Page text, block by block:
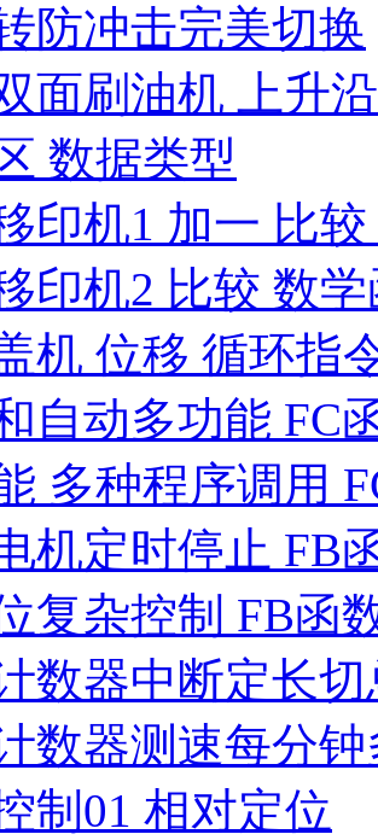
防冲击完美切换
面刷油机 上升
数据类型
印机1 加一 比
印机2 比较 数
机 位移 循环指
自动多功能 FC
多种程序调用
机定时停止 FB
复杂控制 FB函
数器中断定长切
数器测速每分
制01 相对定位